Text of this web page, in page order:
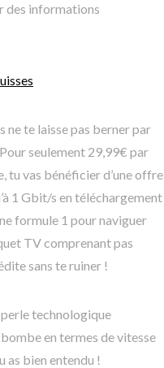
des informations
ne te laisse pas berner par
seulement 29,99€ par
tu vas bénéficier d’une offre
1 Gbit/s en téléchargement
formule 1 pour naviguer
TV comprenant pas
sans te ruiner !
technologique
en termes de vitesse
as bien entendu !